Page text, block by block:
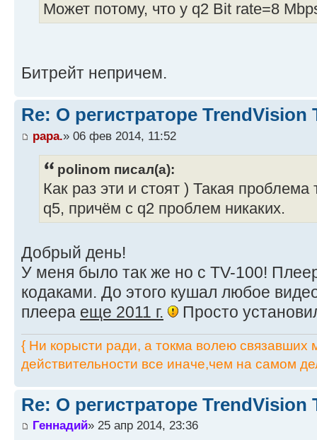
Может потому, что у q2 Bit rate=8
Битрейт непричем.
Re: О регистраторе TrendVision
papa.» 06 фев 2014, 11:52
polinom писал(а):
Как раз эти и стоят ) Такая
q5, причём с q2 проблем никаких.
Добрый день!
У меня было так же но с TV-100!
кодаками. До этого кушал любое
плеера еще 2011 г. Просто
{ Ни корысти ради, а токма волею связавших
действительности все иначе,чем на самом
Re: О регистраторе TrendVision
Геннадий» 25 апр 2014, 23:36